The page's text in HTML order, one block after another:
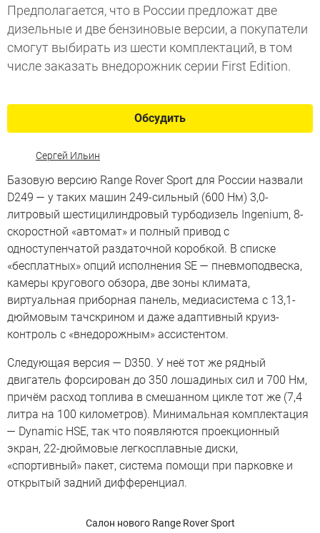
Предполагается, что в России предложат две
дизельные и две бензиновые версии, а покупатели
смогут выбирать из шести комплектаций, в том
числе заказать внедорожник серии First Edition.
Обсудить
Сергей Ильин
Базовую версию Range Rover Sport для России назвали
D249 — у таких машин 249-сильный (600 Нм) 3,0-
литровый шестицилиндровый турбодизель Ingenium, 8-
скоростной «автомат» и полный привод с
одноступенчатой раздаточной коробкой. В списке
«бесплатных» опций исполнения SE — пневмоподвеска,
камеры кругового обзора, две зоны климата,
виртуальная приборная панель, медиасистема с 13,1-
дюймовым тачскрином и даже адаптивный круиз-
контроль с «внедорожным» ассистентом.
Следующая версия — D350. У неё тот же рядный
двигатель форсирован до 350 лошадиных сил и 700 Нм,
причём расход топлива в смешанном цикле тот же (7,4
литра на 100 километров). Минимальная комплектация
— Dynamic HSE, так что появляются проекционный
экран, 22-дюймовые легкосплавные диски,
«спортивный» пакет, система помощи при парковке и
открытый задний дифференциал.
Салон нового Range Rover Sport